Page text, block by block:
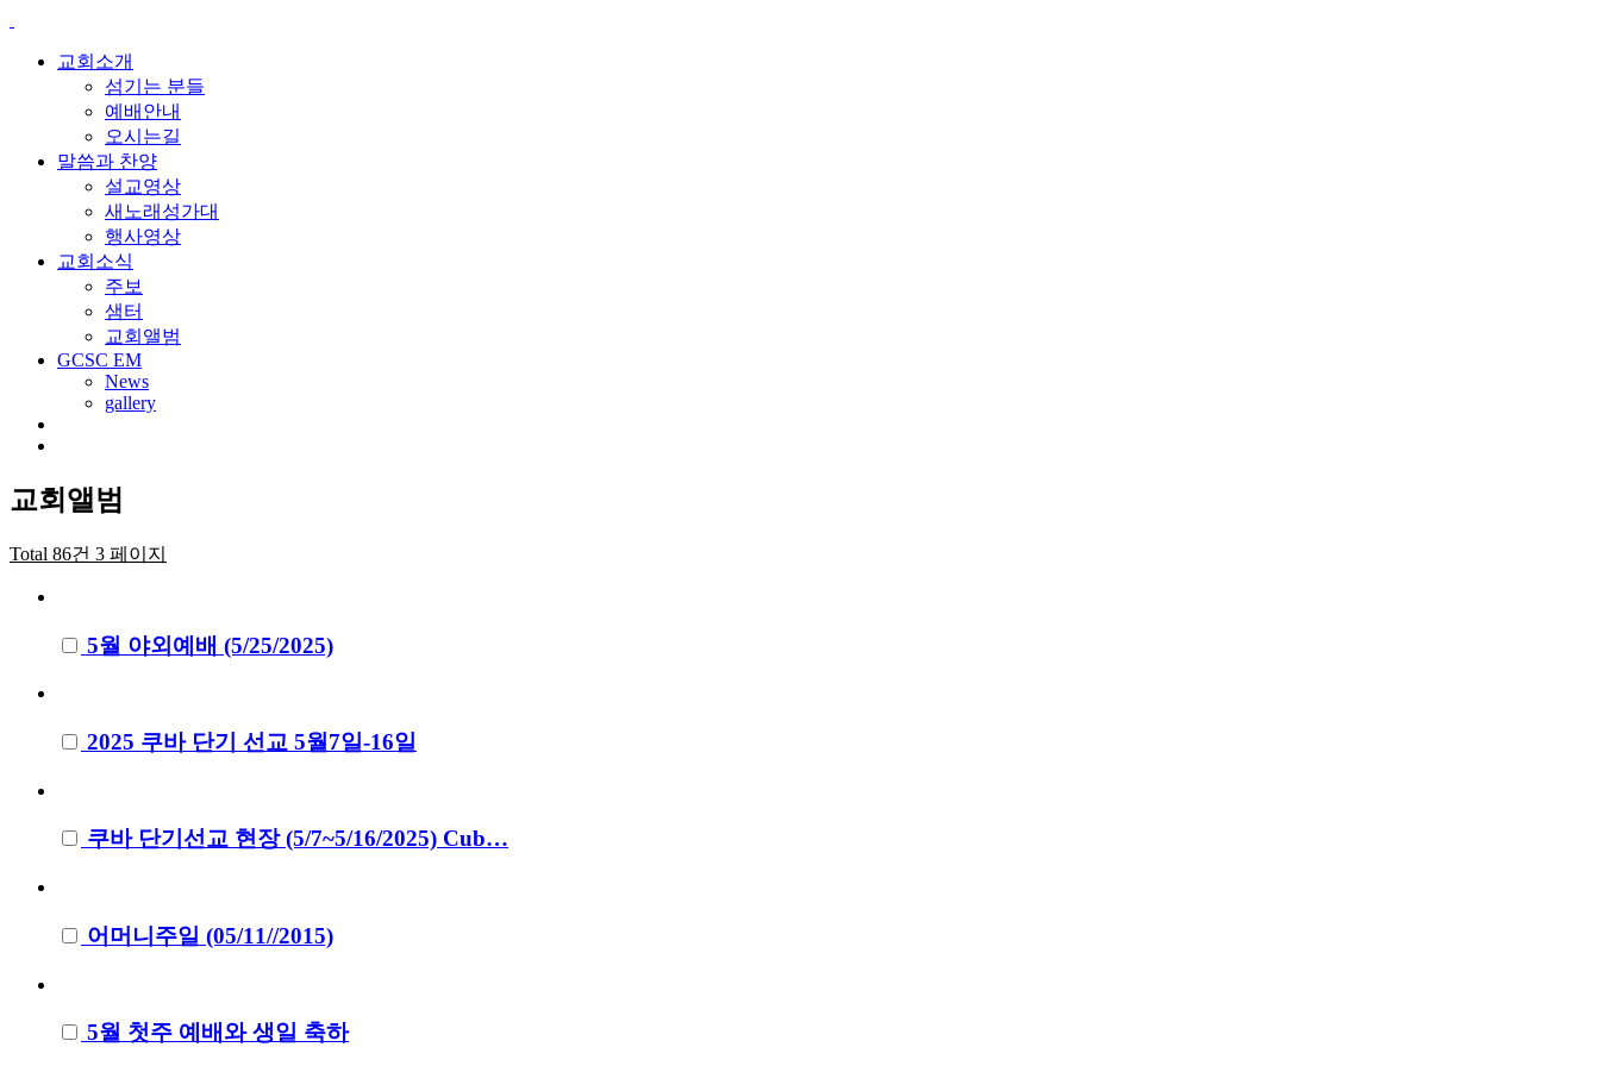
교회소개
섬기는 분들
예배안내
오시는길
말씀과 찬양
설교영상
새노래성가대
행사영상
교회소식
주보
샘터
교회앨범
GCSC EM
News
gallery
교회앨범
Total 86건 3 페이지
5월 야외예배 (5/25/2025)
2025 쿠바 단기 선교 5월7일-16일
쿠바 단기선교 현장 (5/7~5/16/2025) Cub…
어머니주일 (05/11//2015)
5월 첫주 예배와 생일 축하